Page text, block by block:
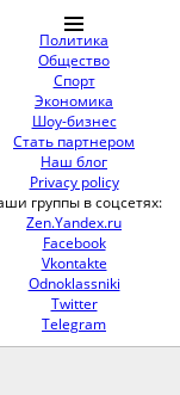
Политика
Общество
Спорт
Экономика
Шоу-бизнес
Стать партнером
Наш блог
Privacy policy
группы в соцсетях:
Zen.Yandex.ru
Facebook
Vkontakte
Odnoklassniki
Twitter
Telegram